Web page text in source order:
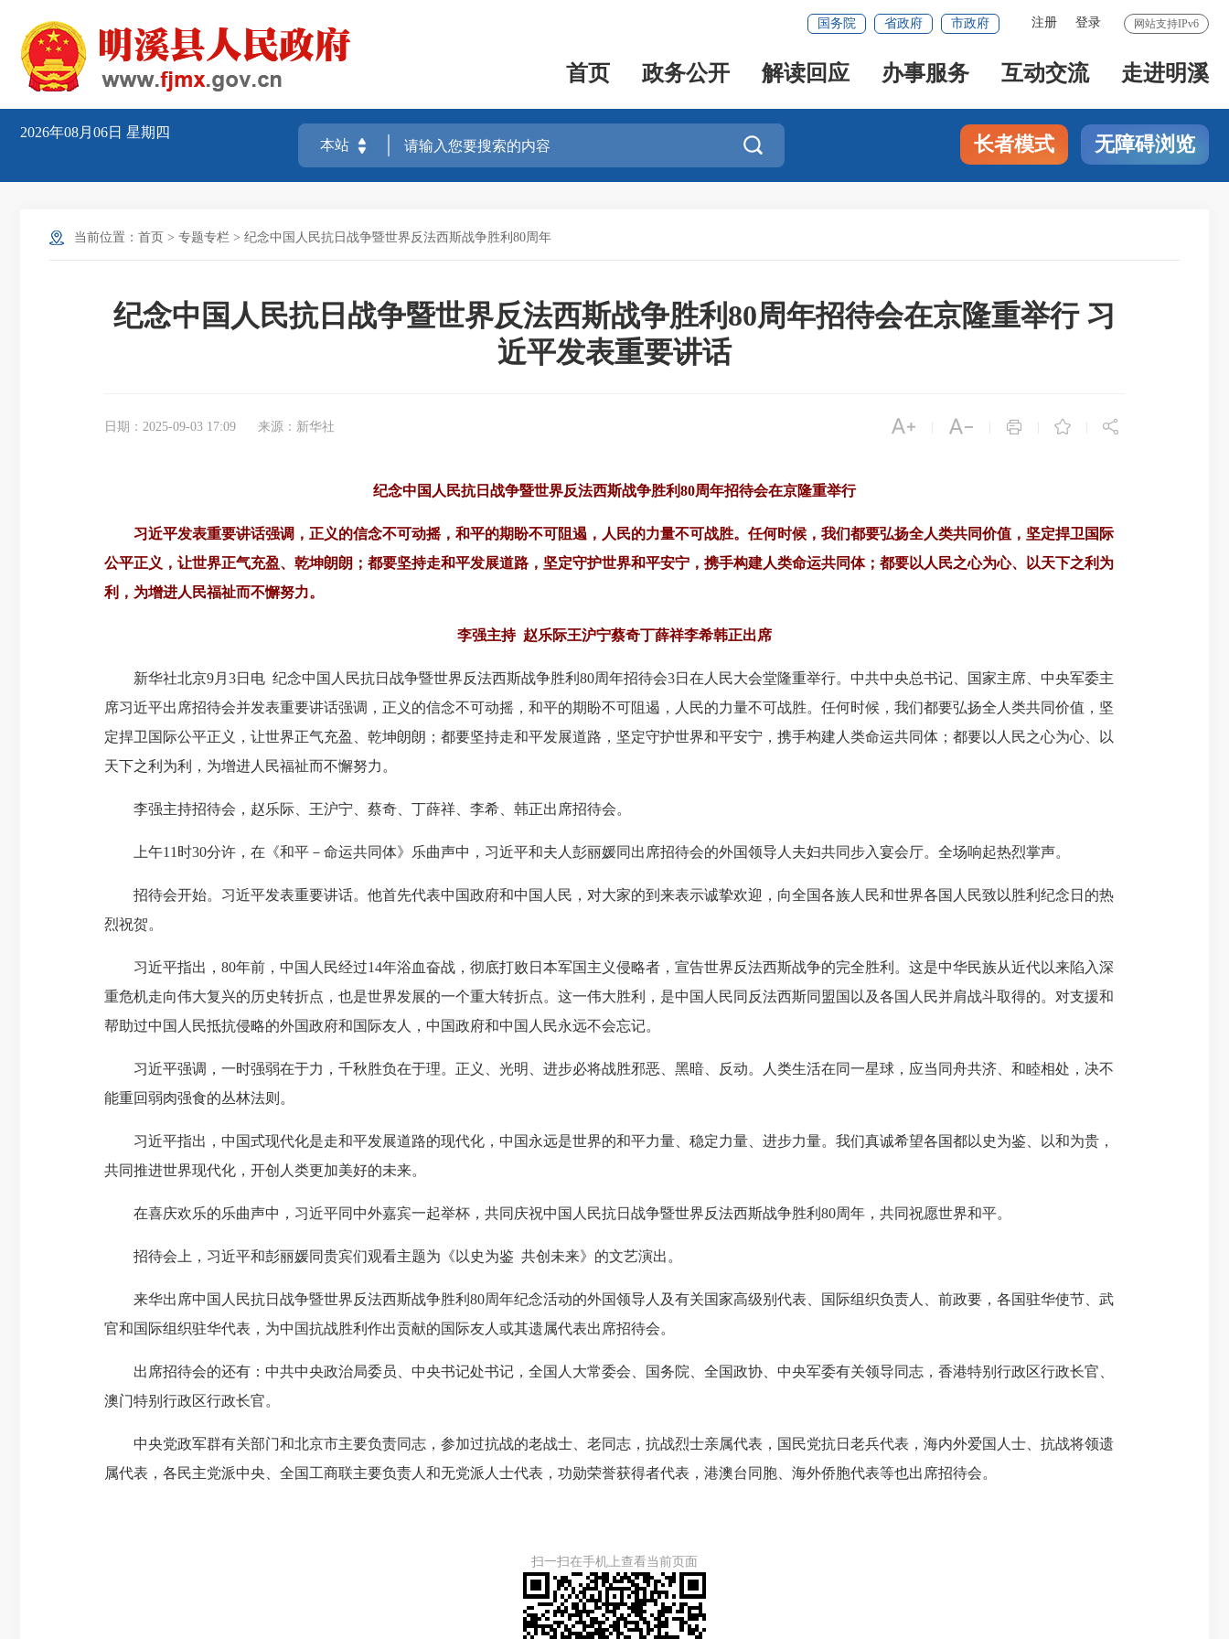
网站支持IPv6
注册 登录
国务院 省政府 市政府
首页 政务公开 解读回应 办事服务 互动交流 走进明溪
2026年08月06日 星期四
 长者模式 无障碍浏览
当前位置： 首页 > 专题专栏 > 纪念中国人民抗日战争暨世界反法西斯战争胜利80周年
纪念中国人民抗日战争暨世界反法西斯战争胜利80周年招待会在京隆重举行 习
近平发表重要讲话
日期：2025-09-03 17:09 来源：新华社     
纪念中国人民抗日战争暨世界反法西斯战争胜利80周年招待会在京隆重举行
习近平发表重要讲话强调，正义的信念不可动摇，和平的期盼不可阻遏，人民的力量不可战胜。任何时候，我们都要弘扬全人类共同价值，坚定捍卫国际
公平正义，让世界正气充盈、乾坤朗朗；都要坚持走和平发展道路，坚定守护世界和平安宁，携手构建人类命运共同体；都要以人民之心为心、以天下之利为
利，为增进人民福祉而不懈努力。
李强主持 赵乐际王沪宁蔡奇丁薛祥李希韩正出席
新华社北京9月3日电 纪念中国人民抗日战争暨世界反法西斯战争胜利80周年招待会3日在人民大会堂隆重举行。中共中央总书记、国家主席、中央军委主
席习近平出席招待会并发表重要讲话强调，正义的信念不可动摇，和平的期盼不可阻遏，人民的力量不可战胜。任何时候，我们都要弘扬全人类共同价值，坚
定捍卫国际公平正义，让世界正气充盈、乾坤朗朗；都要坚持走和平发展道路，坚定守护世界和平安宁，携手构建人类命运共同体；都要以人民之心为心、以
天下之利为利，为增进人民福祉而不懈努力。
李强主持招待会，赵乐际、王沪宁、蔡奇、丁薛祥、李希、韩正出席招待会。
上午11时30分许，在《和平－命运共同体》乐曲声中，习近平和夫人彭丽媛同出席招待会的外国领导人夫妇共同步入宴会厅。全场响起热烈掌声。
招待会开始。习近平发表重要讲话。他首先代表中国政府和中国人民，对大家的到来表示诚挚欢迎，向全国各族人民和世界各国人民致以胜利纪念日的热
烈祝贺。
习近平指出，80年前，中国人民经过14年浴血奋战，彻底打败日本军国主义侵略者，宣告世界反法西斯战争的完全胜利。这是中华民族从近代以来陷入深
重危机走向伟大复兴的历史转折点，也是世界发展的一个重大转折点。这一伟大胜利，是中国人民同反法西斯同盟国以及各国人民并肩战斗取得的。对支援和
帮助过中国人民抵抗侵略的外国政府和国际友人，中国政府和中国人民永远不会忘记。
习近平强调，一时强弱在于力，千秋胜负在于理。正义、光明、进步必将战胜邪恶、黑暗、反动。人类生活在同一星球，应当同舟共济、和睦相处，决不
能重回弱肉强食的丛林法则。
习近平指出，中国式现代化是走和平发展道路的现代化，中国永远是世界的和平力量、稳定力量、进步力量。我们真诚希望各国都以史为鉴、以和为贵，
共同推进世界现代化，开创人类更加美好的未来。
在喜庆欢乐的乐曲声中，习近平同中外嘉宾一起举杯，共同庆祝中国人民抗日战争暨世界反法西斯战争胜利80周年，共同祝愿世界和平。
招待会上，习近平和彭丽媛同贵宾们观看主题为《以史为鉴 共创未来》的文艺演出。
来华出席中国人民抗日战争暨世界反法西斯战争胜利80周年纪念活动的外国领导人及有关国家高级别代表、国际组织负责人、前政要，各国驻华使节、武
官和国际组织驻华代表，为中国抗战胜利作出贡献的国际友人或其遗属代表出席招待会。
出席招待会的还有：中共中央政治局委员、中央书记处书记，全国人大常委会、国务院、全国政协、中央军委有关领导同志，香港特别行政区行政长官、
澳门特别行政区行政长官。
中央党政军群有关部门和北京市主要负责同志，参加过抗战的老战士、老同志，抗战烈士亲属代表，国民党抗日老兵代表，海内外爱国人士、抗战将领遗
属代表，各民主党派中央、全国工商联主要负责人和无党派人士代表，功勋荣誉获得者代表，港澳台同胞、海外侨胞代表等也出席招待会。
扫一扫在手机上查看当前页面